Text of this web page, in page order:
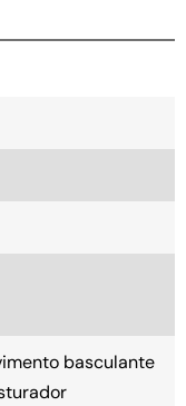
basculante